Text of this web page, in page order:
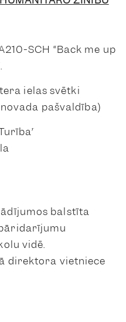
SCH “Back me up
ielas svētki
pašvaldība)
balstīta
vidē.
direktora vietniece